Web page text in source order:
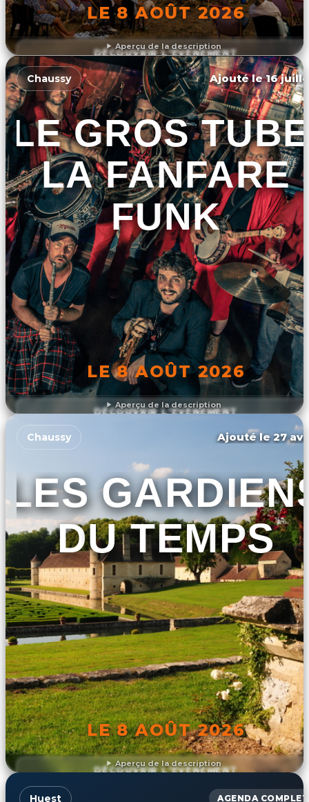
Aperçu de la description
LE 8 AOÛT 2026
DÉCOUVRIR L'ÉVÉNEMENT
Aperçu de la description
Chaussy Ajouté le 16
LE GROS
LA FANFARE
FUNK
LE 8 AOÛT 2026
DÉCOUVRIR L'ÉVÉNEMENT
Aperçu de la description
Chaussy Ajouté le 27
LES
DU TEMPS
LE 8 AOÛT 2026
DÉCOUVRIR L'ÉVÉNEMENT
Huest AGENDA COMPLET